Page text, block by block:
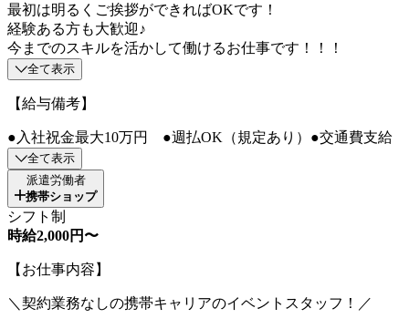
最初は明るくご挨拶ができればOKです！
経験ある方も大歓迎♪
今までのスキルを活かして働けるお仕事です！！！
全て表示
【給与備考】
●入社祝金最大10万円 ●週払OK（規定あり）●交通費支給
全て表示
派遣労働者
携帯ショップ
シフト制
時給2,000円〜
【お仕事内容】
＼契約業務なしの携帯キャリアのイベントスタッフ！／